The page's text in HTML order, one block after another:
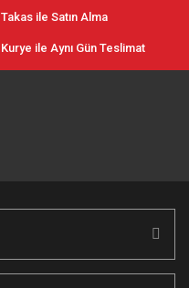
Takas ile Satın Alma
Kurye ile Aynı Gün Teslimat